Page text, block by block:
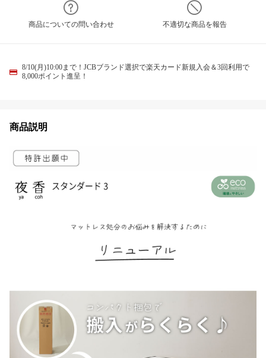
商品についての問い合わせ 不適切な商品を報告
8/10(月)10:00まで！JCBブランド選択で楽天カード新規入会＆3回利用で
8,000ポイント進呈！
商品説明